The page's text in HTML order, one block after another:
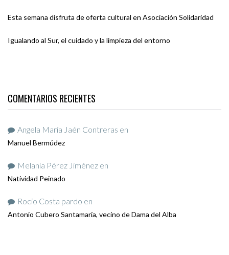
Esta semana disfruta de oferta cultural en Asociación Solidaridad
Igualando al Sur, el cuidado y la limpieza del entorno
COMENTARIOS RECIENTES
Angela María Jaén Contreras en
Manuel Bermúdez
Melania Pérez Jiménez en
Natividad Peinado
Rocio Costa pardo en
Antonio Cubero Santamaría, vecino de Dama del Alba